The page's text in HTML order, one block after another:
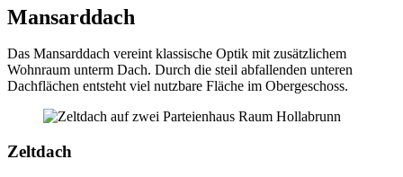
Mansarddach
Das Mansarddach vereint klassische Optik mit zusätzlichem
Wohnraum unterm Dach. Durch die steil abfallenden unteren
Dachflächen entsteht viel nutzbare Fläche im Obergeschoss.
Zeltdach